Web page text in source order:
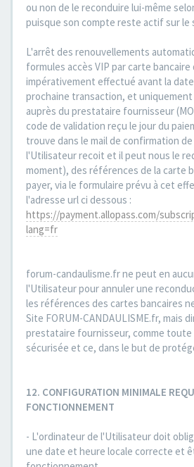
ou non de le reconduire lui-même
puisque son compte reste actif sur le
L'arrêt des renouvellements
formules accès VIP par carte
impérativement effectué avant la
prochaine transaction, et
auprès du prestataire fournisseur
code de validation reçu le jour du
trouve dans le mail de confirmation
l'Utilisateur recoit et il peut nous le
moment), des références de la carte
payer, via le formulaire prévu à cet
l'adresse url ci dessous :
https://payment.allopass.com/
lang=fr
forum-candaulisme.fr ne peut en
l'Utilisateur pour annuler une
les références des cartes bancaires
Site FORUM-CANDAULISME.fr, mais
prestataire fournisseur, comme
sécurisée et ce, dans le but de
12. CONFIGURATION MINIMALE
FONCTIONNEMENT
- L'ordinateur de l'Utilisateur doit
une date et heure locale correcte et